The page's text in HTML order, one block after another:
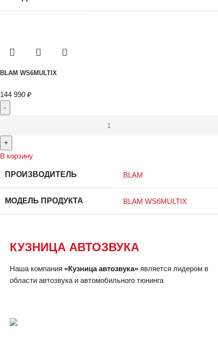
BLAM WS6MULTIX
144 990 ₽
В корзину
ПРОИЗВОДИТЕЛЬ BLAM
МОДЕЛЬ ПРОДУКТА BLAM WS6MULTIX
КУЗНИЦА АВТОЗВУКА
Наша компания «Кузница автозвука» является лидером в
области автозвука и автомобильного тюнинга